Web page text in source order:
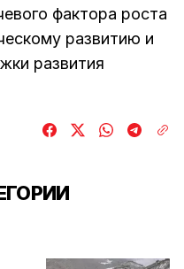
фактора роста
развитию и
развития